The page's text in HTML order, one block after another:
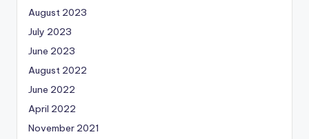
August 2023
July 2023
June 2023
August 2022
June 2022
April 2022
November 2021